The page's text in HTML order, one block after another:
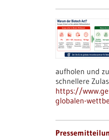
aufholen und
schnellere
https://
globalen-